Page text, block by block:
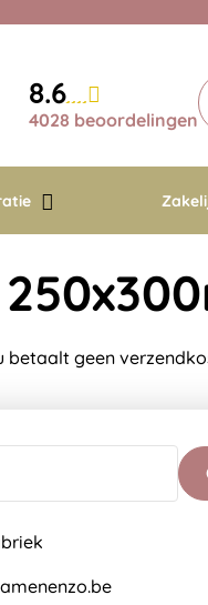
8.6
4028 beoordelingen
Chatbot
Chat 24/7
Contact
geen